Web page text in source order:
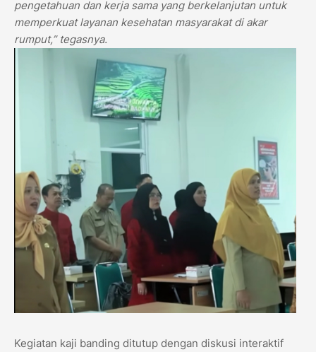
pengetahuan dan kerja sama yang berkelanjutan untuk
memperkuat layanan kesehatan masyarakat di akar
rumput,” tegasnya.
Kegiatan kaji banding ditutup dengan diskusi interaktif